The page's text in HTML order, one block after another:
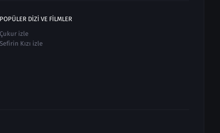
POPÜLER DIZI VE FILMLER
Çukur izle
Sefirin Kızı izle